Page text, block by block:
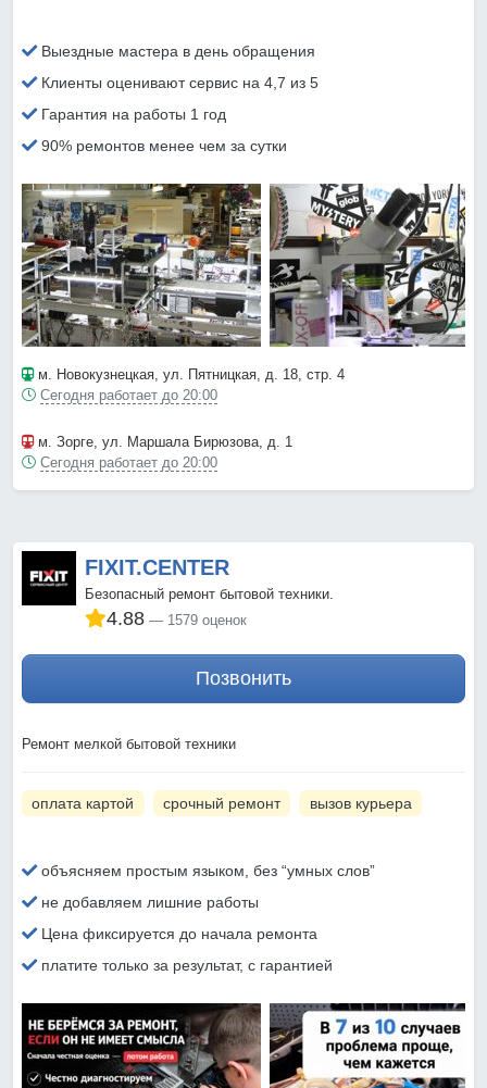
Выездные мастера в день обращения
Клиенты оценивают сервис на 4,7 из 5
Гарантия на работы 1 год
90% ремонтов менее чем за сутки
м. Новокузнецкая, ул. Пятницкая, д. 18, стр. 4
Сегодня работает до 20:00
м. Зорге, ул. Маршала Бирюзова, д. 1
Сегодня работает до 20:00
FIXIT.CENTER
Безопасный ремонт бытовой техники.
4.88 1579 оценок
Позвонить
Ремонт мелкой бытовой техники
оплата картой срочный ремонт вызов курьера
объясняем простым языком, без “умных слов”
не добавляем лишние работы
Цена фиксируется до начала ремонта
платите только за результат, с гарантией